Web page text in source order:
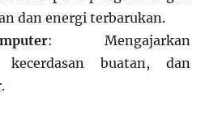
dan energi terbarukan.
: Mengajarkan
kecerdasan buatan, dan